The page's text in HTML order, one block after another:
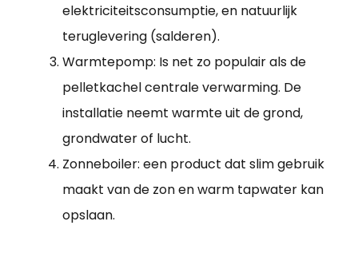
elektriciteitsconsumptie, en natuurlijk
teruglevering (salderen).
Warmtepomp: Is net zo populair als de
pelletkachel centrale verwarming. De
installatie neemt warmte uit de grond,
grondwater of lucht.
Zonneboiler: een product dat slim gebruik
maakt van de zon en warm tapwater kan
opslaan.